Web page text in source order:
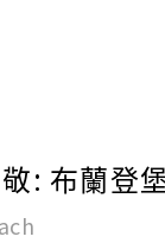
: 布蘭登